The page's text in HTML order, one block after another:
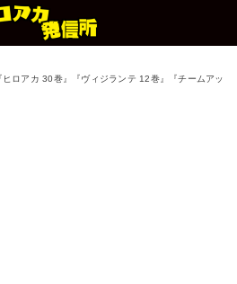
ロアカ 30巻』『ヴィジランテ 12巻』『チームアッ